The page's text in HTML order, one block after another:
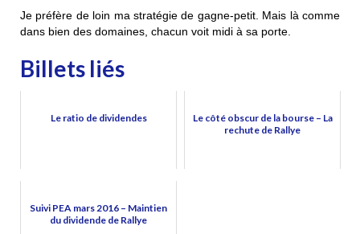
Je préfère de loin ma stratégie de gagne-petit. Mais là comme
dans bien des domaines, chacun voit midi à sa porte.
Billets liés
Le ratio de dividendes
Le côté obscur de la bourse – La
rechute de Rallye
Suivi PEA mars 2016 – Maintien
du dividende de Rallye